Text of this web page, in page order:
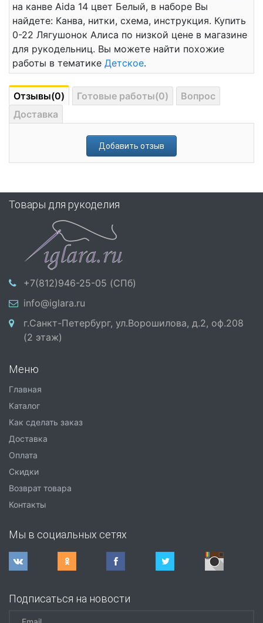
на канве Aida 14 цвет Белый, в наборе Вы
найдете: Канва, нитки, схема, инструкция. Купить
0-22 Лягушонок Алиса по низкой цене в магазине
для рукодельниц. Вы можете найти похожие
работы в тематике Детское.
Отзывы(0) Готовые работы(0)
Вопрос
Доставка
Добавить отзыв
Товары для рукоделия
+7(812)946-25-05 (СПб)
info@iglara.ru
г.Санкт-Петербург, ул.Ворошилова, д.2, оф.208
(2 этаж)
Меню
Главная
Каталог
Как сделать заказ
Доставка
Оплата
Скидки
Возврат товара
Контакты
Мы в социальных сетях
Подписаться на новости